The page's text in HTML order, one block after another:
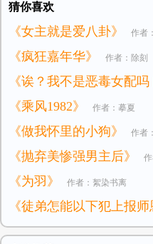
猜你喜欢
《女主就是爱八卦》 作者
《疯狂嘉年华》 作者：除刻
《诶？我不是恶毒女配吗
《乘风1982》 作者：摹夏
《做我怀里的小狗》 作者
《抛弃美惨强男主后》
《为羽》 作者：絮染书离
《徒弟怎能以下犯上报师